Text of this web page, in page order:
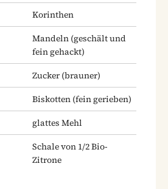
Korinthen
Mandeln (geschält und
fein gehackt)
Zucker (brauner)
Biskotten (fein gerieben)
glattes Mehl
Schale von 1/2 Bio-
Zitrone